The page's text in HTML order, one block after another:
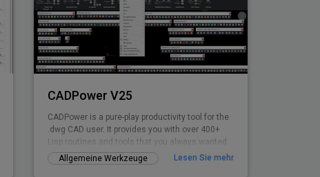
CADPower V25
CADPower is a pure-play productivity tool for the
.dwg CAD user. It provides you with over 400+
Lisp routines and tools that you always wanted
but found missin
Allgemeine Werkzeuge Lesen Sie mehr